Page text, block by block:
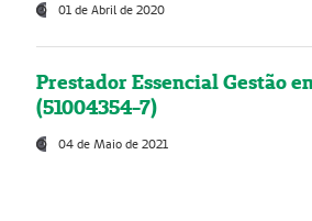
01 de Abril de 2020
Prestador Essencial Gestão
(51004354-7)
04 de Maio de 2021